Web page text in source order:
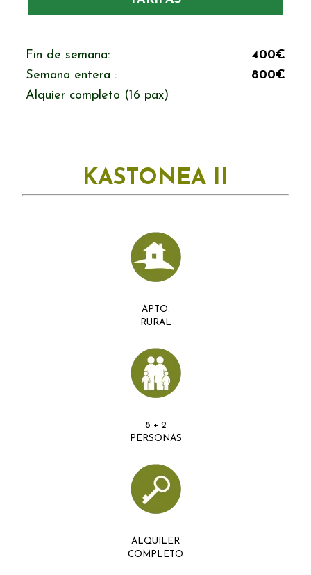
Fin de semana:
400€
Semana entera :
800€
Alquier completo (16 pax)
KASTONEA II
APTO.
RURAL
8 + 2
PERSONAS
ALQUILER
COMPLETO